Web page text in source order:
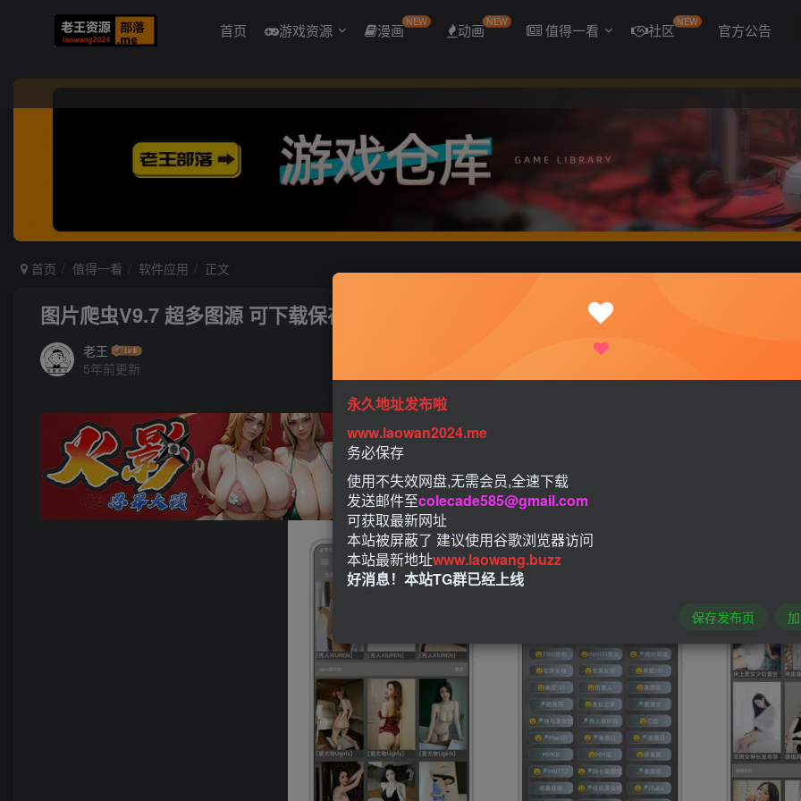
首页 游戏资源 漫画NEW 动画 NEW 值得一看 社区NEW 官方公告
首页 值得一看 软件应用 正文
图片爬虫V9.7 超多图源 可下载保存
老王
5年前更新
永久地址发布啦
www.laowan2024.me
务必保存
使用不失效网盘,无需会员,全速下载
发送邮件至colecade585@gmail.com
可获取最新网址
本站被屏蔽了 建议使用谷歌浏览器访问
本站最新地址www.laowang.buzz
好消息！本站TG群已经上线
保存发布页